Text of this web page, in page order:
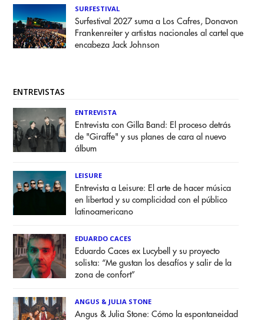
SURFESTIVAL
Surfestival 2027 suma a Los Cafres, Donavon
Frankenreiter y artistas nacionales al cartel que
encabeza Jack Johnson
ENTREVISTAS
ENTREVISTA
Entrevista con Gilla Band: El proceso detrás
de "Giraffe" y sus planes de cara al nuevo
álbum
LEISURE
Entrevista a Leisure: El arte de hacer música
en libertad y su complicidad con el público
latinoamericano
EDUARDO CACES
Eduardo Caces ex Lucybell y su proyecto
solista: “Me gustan los desafíos y salir de la
zona de confort”
ANGUS & JULIA STONE
Angus & Julia Stone: Cómo la espontaneidad